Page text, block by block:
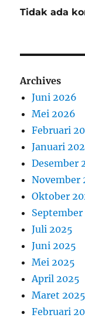
Tidak ada
Archives
Juni 2026
Mei 2026
Februari
Januari
Desember
November
Oktober
September
Juli 2025
Juni 2025
Mei 2025
April 2025
Maret 2025
Februari